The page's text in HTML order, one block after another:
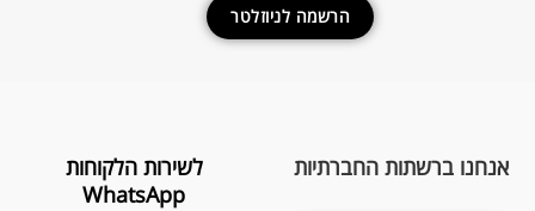
הרשמה לניוזלטר
אנחנו ברשתות החברתיות
לשירות הלקוחות
WhatsApp